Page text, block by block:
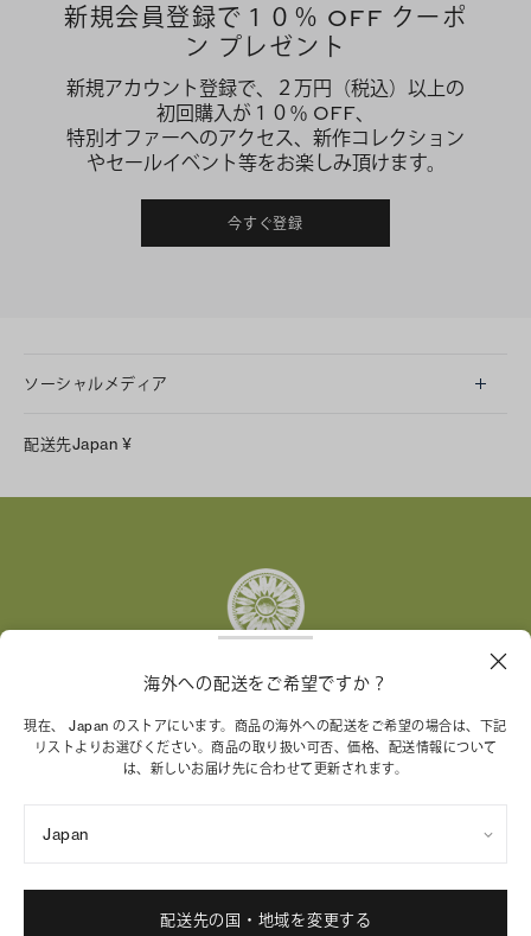
新規会員登録で１０％ OFF クーポ
ン プレゼント
新規アカウント登録で、２万円（税込）以上の
初回購入が１０％ OFF、
特別オファーへのアクセス、新作コレクション
やセールイベント等をお楽しみ頂けます。
今すぐ登録
ソーシャルメディア
Facebook
配送先Japan ¥
トリー バーチ財団は、女性起業家が持続可能な企業を築
くことを支援しています。
サイトマップ
Cookie 設定
海外への配送をご希望ですか？
現在、 Japan のストアにいます。商品の海外への配送をご希望の場合は、下記
リストよりお選びください。商品の取り扱い可否、価格、配送情報について
は、新しいお届け先に合わせて更新されます。
Japan
配送先の国・地域を変更する